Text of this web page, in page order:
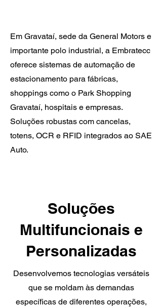
Em Gravataí, sede da General Motors e
importante polo industrial, a Embratecc
oferece sistemas de automação de
estacionamento para fábricas,
shoppings como o Park Shopping
Gravataí, hospitais e empresas.
Soluções robustas com cancelas,
totens, OCR e RFID integrados ao SAE
Auto.
Soluções
Multifuncionais e
Personalizadas
Desenvolvemos tecnologias versáteis
que se moldam às demandas
específicas de diferentes operações,